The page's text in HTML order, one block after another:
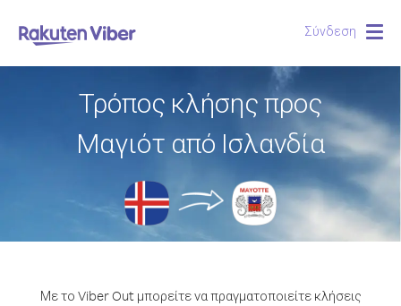
Σύνδεση
Τρόπος κλήσης προς
Μαγιότ από Ισλανδία
Με το Viber Out μπορείτε να πραγματοποιείτε κλήσεις